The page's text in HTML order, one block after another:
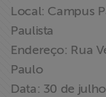
Local: Campus
Paulista
Endereço: Rua
Paulo
Data: 30 de